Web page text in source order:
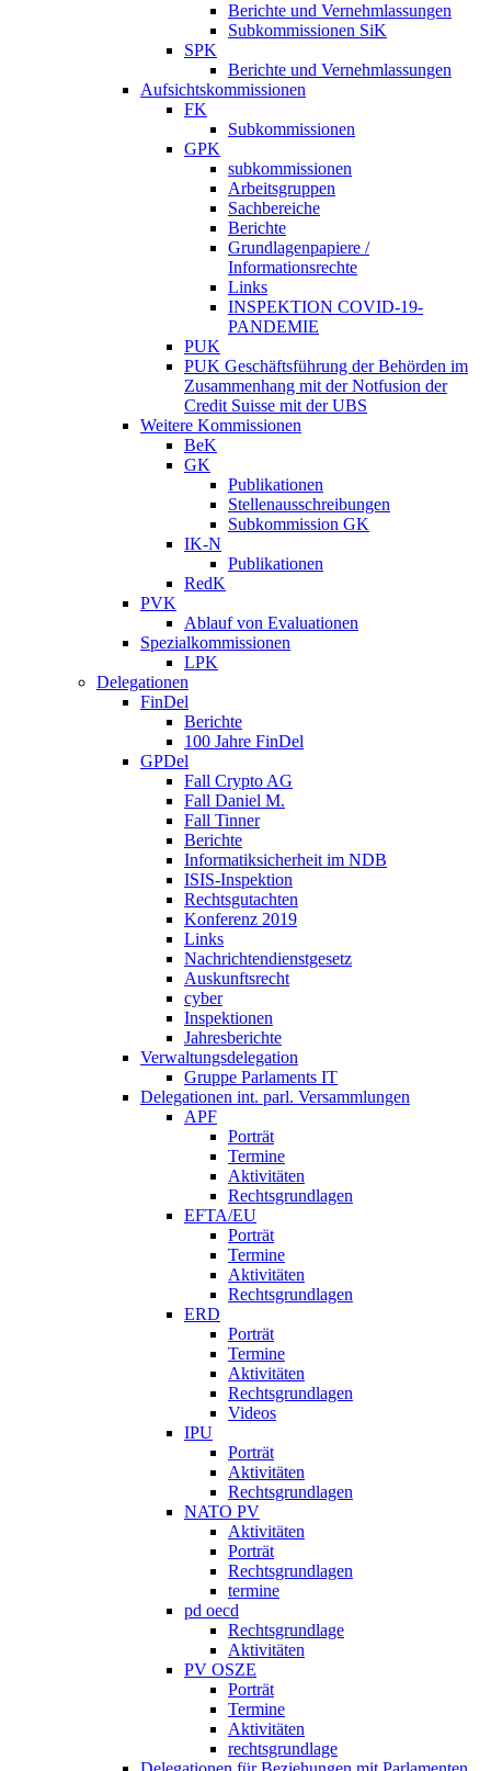
Berichte und Vernehmlassungen
Subkommissionen SiK
SPK
Berichte und Vernehmlassungen
Aufsichtskommissionen
FK
Subkommissionen
GPK
subkommissionen
Arbeitsgruppen
Sachbereiche
Berichte
Grundlagenpapiere /
Informationsrechte
Links
INSPEKTION COVID-19-
PANDEMIE
PUK
PUK Geschäftsführung der Behörden im
Zusammenhang mit der Notfusion der
Credit Suisse mit der UBS
Weitere Kommissionen
BeK
GK
Publikationen
Stellenausschreibungen
Subkommission GK
IK-N
Publikationen
RedK
PVK
Ablauf von Evaluationen
Spezialkommissionen
LPK
Delegationen
FinDel
Berichte
100 Jahre FinDel
GPDel
Fall Crypto AG
Fall Daniel M.
Fall Tinner
Berichte
Informatiksicherheit ­im NDB
ISIS-Inspektion
Rechtsgutachten
Konferenz 2019
Links
Nachrichtendienstgesetz
Auskunftsrecht
cyber
Inspektionen
Jahresberichte
Verwaltungsdelegation
Gruppe Parlaments IT
Delegationen int. parl. Versammlungen
APF
Porträt
Termine
Aktivitäten
Rechtsgrundlagen
EFTA/EU
Porträt
Termine
Aktivitäten
Rechtsgrundlagen
ERD
Porträt
Termine
Aktivitäten
Rechtsgrundlagen
Videos
IPU
Porträt
Aktivitäten
Rechtsgrundlagen
NATO PV
Aktivitäten
Porträt
Rechtsgrundlagen
termine
pd oecd
Rechtsgrundlage
Aktivitäten
PV OSZE
Porträt
Termine
Aktivitäten
rechtsgrundlage